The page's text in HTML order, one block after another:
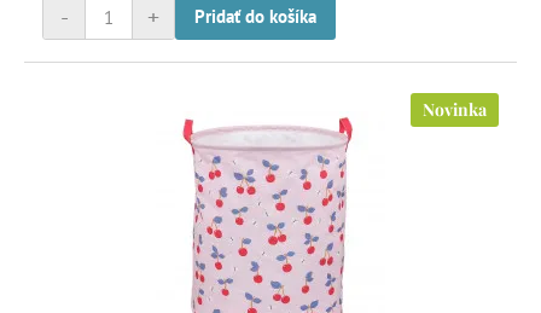
+
- Pridať do košíka
Novinka